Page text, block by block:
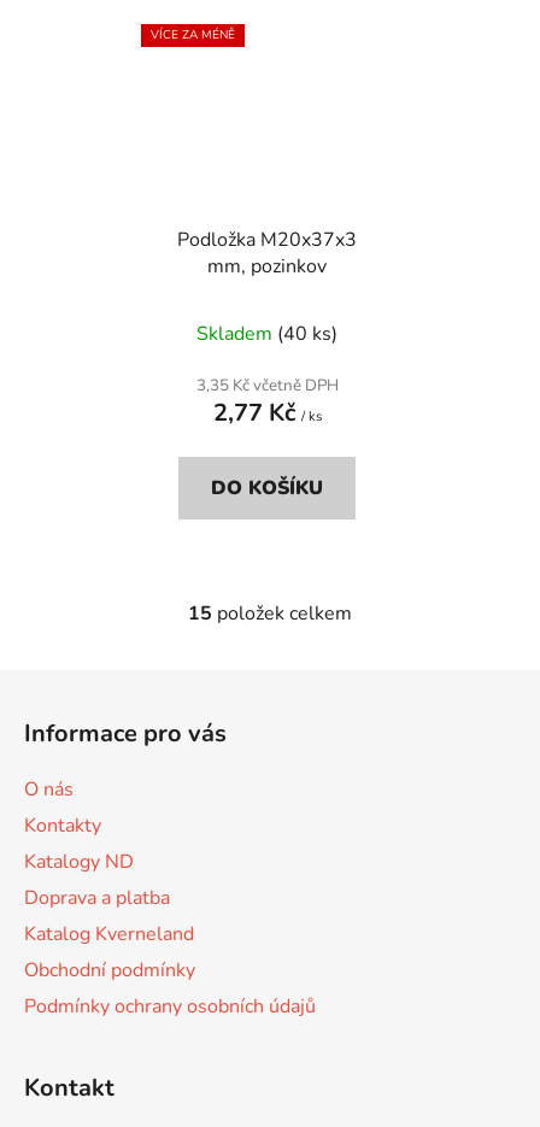
VÍCE ZA MÉNĚ
Podložka M20x37x3
mm, pozinkov
Skladem (40 ks)
3,35 Kč včetně DPH
2,77 Kč / ks
DO KOŠÍKU
O
ý
p
15 položek celkem
Informace pro vás
O nás
Kontakty
Katalogy ND
Doprava a platba
Katalog Kverneland
Obchodní podmínky
Podmínky ochrany osobních údajů
Kontakt